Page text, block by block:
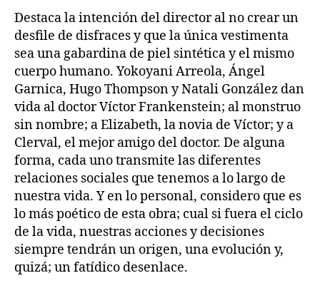
Destaca la intención del director al no crear un
desfile de disfraces y que la única vestimenta
sea una gabardina de piel sintética y el mismo
cuerpo humano. Yokoyani Arreola, Ángel
Garnica, Hugo Thompson y Natali González dan
vida al doctor Víctor Frankenstein; al monstruo
sin nombre; a Elizabeth, la novia de Víctor; y a
Clerval, el mejor amigo del doctor. De alguna
forma, cada uno transmite las diferentes
relaciones sociales que tenemos a lo largo de
nuestra vida. Y en lo personal, considero que es
lo más poético de esta obra; cual si fuera el ciclo
de la vida, nuestras acciones y decisiones
siempre tendrán un origen, una evolución y,
quizá; un fatídico desenlace.